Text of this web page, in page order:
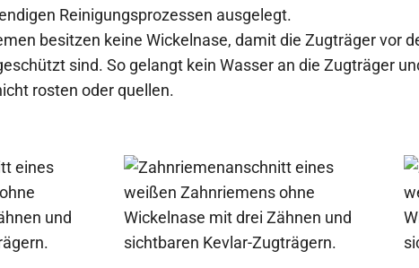
Reinigungsprozessen ausgelegt.
besitzen keine Wickelnase, damit die Zugträger vor
sind. So gelangt kein Wasser an die Zugträger
rosten oder quellen.